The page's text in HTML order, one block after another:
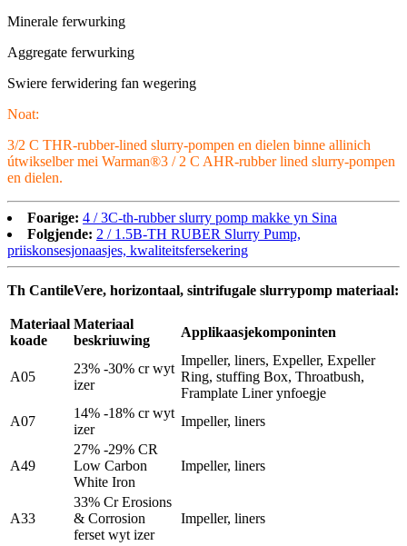
Minerale ferwurking
Aggregate ferwurking
Swiere ferwidering fan wegering
Noat:
3/2 C THR-rubber-lined slurry-pompen en dielen binne allinich
útwikselber mei Warman®3 / 2 C AHR-rubber lined slurry-pompen
en dielen.
Foarige: 4 / 3C-th-rubber slurry pomp makke yn Sina
Folgjende: 2 / 1.5B-TH RUBER Slurry Pump,
priiskonsesjonaasjes, kwaliteitsfersekering
Th CantileVere, horizontaal, sintrifugale slurrypomp materiaal:
Materiaal
koade
Materiaal
beskriuwing
Applikaasjekomponinten
A05
23% -30% cr wyt
izer
Impeller, liners, Expeller, Expeller
Ring, stuffing Box, Throatbush,
Framplate Liner ynfoegje
A07
14% -18% cr wyt
izer
Impeller, liners
A49
27% -29% CR
Low Carbon
White Iron
Impeller, liners
A33
33% Cr Erosions
& Corrosion
ferset wyt izer
Impeller, liners